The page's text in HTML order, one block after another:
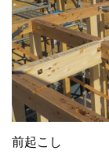
前起こし